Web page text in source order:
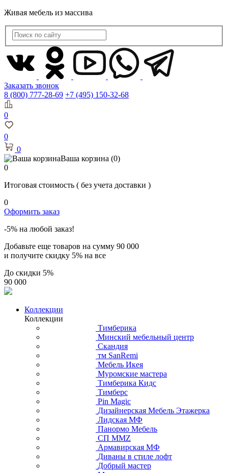
Живая мебель из массива
Заказать звонок
8 (800) 777-28-69 +7 (495) 150-32-68
0
0
0
Ваша корзина (0)
0
Итоговая стоимость ( без учета доставки )
0
Оформить заказ
-5% на любой заказ!
Добавьте еще товаров на сумму 90 000
и получите скидку 5% на все
До скидки 5%
90 000
Коллекции
Коллекции
Тимберика
Минский мебельный центр
Скандия
тм SanRemi
Мебель Икея
Муромские мастера
Тимберика Кидс
Тимберс
Pin Magic
Дизайнерская Мебель Этажерка
Лидская МФ
Панормо Мебель
СП ММZ
Армавирская МФ
Диваны в стиле лофт
Добрый мастер